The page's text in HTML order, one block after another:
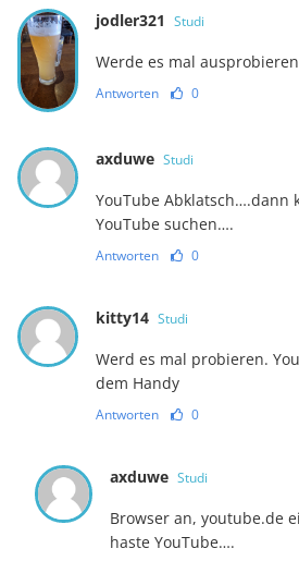
jodler321 Studi
Werde es mal
Antworten 0
axduwe Studi
YouTube Abklatsch….dann
YouTube suchen….
Antworten 0
kitty14 Studi
Werd es mal probieren.
dem Handy
Antworten 0
axduwe Studi
Browser an, youtube.de
haste YouTube….